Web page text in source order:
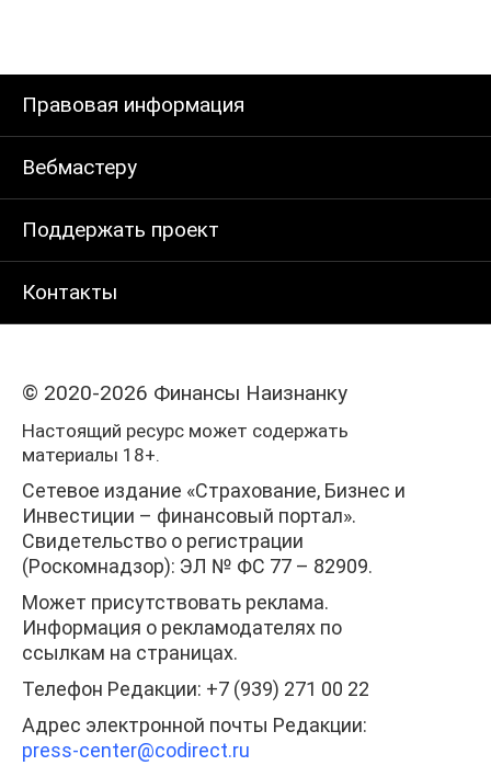
Правовая информация
Вебмастеру
Поддержать проект
Контакты
© 2020-2026 Финансы Наизнанку
Настоящий ресурс может содержать
материалы 18+.
Сетевое издание «Страхование, Бизнес и
Инвестиции – финансовый портал».
Свидетельство о регистрации
(Роскомнадзор): ЭЛ № ФС 77 – 82909.
Может присутствовать реклама.
Информация о рекламодателях по
ссылкам на страницах.
Телефон Редакции: +7 (939) 271 00 22
Адрес электронной почты Редакции:
press-center@codirect.ru